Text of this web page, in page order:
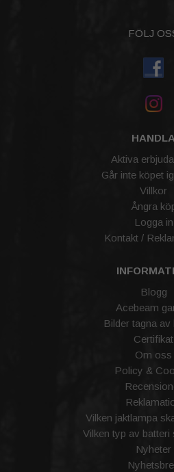
FÖLJ
HANDLA
Aktiva
Går inte köpet
Villkor
Ångra
Logga in
Kontakt /
Blogg
Acebeam
Bilder tagna av
Certifikat
Om oss
Policy &
Vilken jaktlampa
Vilken typ av batteri
Nyheter